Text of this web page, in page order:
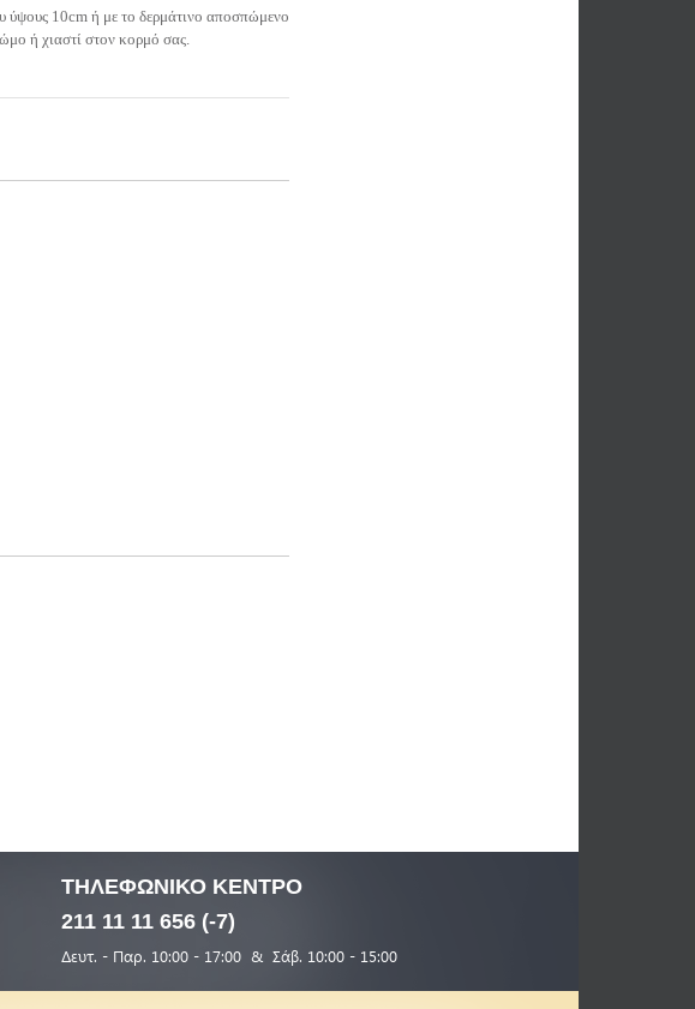
ύψους 10cm ή με το δερμάτινο αποσπώμενο
ή χιαστί στον κορμό σας.
ΤΗΛΕΦΩΝΙΚΟΚΕΝΤΡΟ
211 11 11 656 (-7)
Δευτ. - Παρ. 10:00 - 17:00 & Σάβ. 10:00 - 15:00